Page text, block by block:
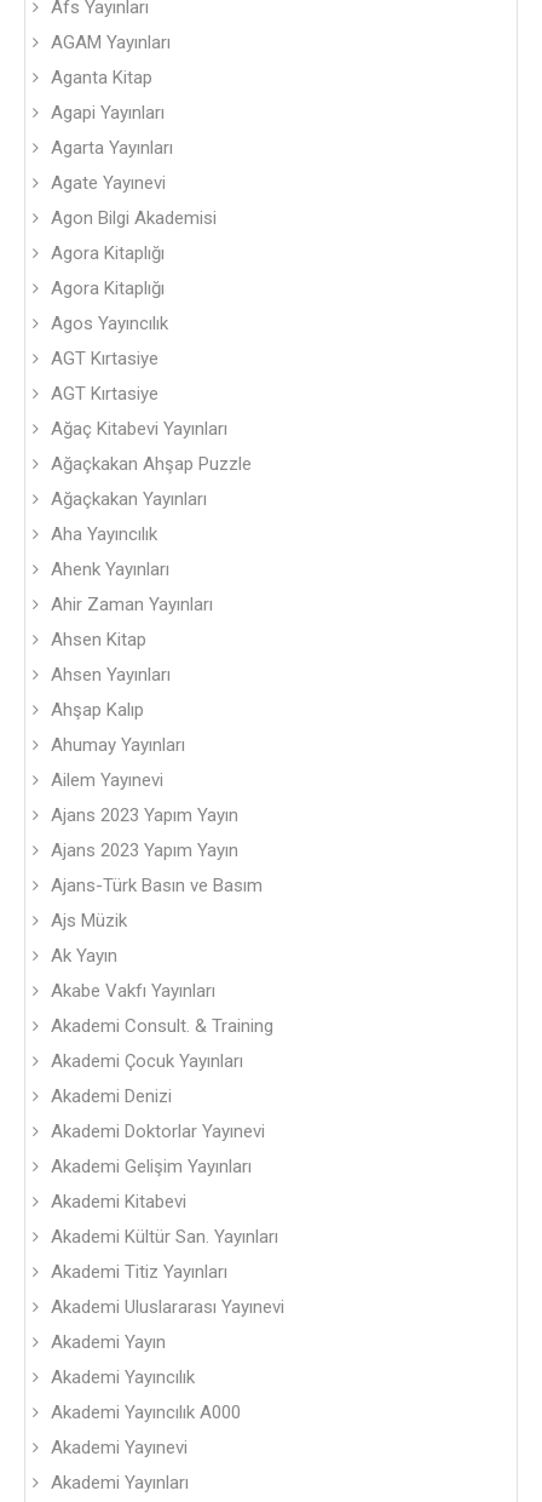
Afs Yayınları
AGAM Yayınları
Aganta Kitap
Agapi Yayınları
Agarta Yayınları
Agate Yayınevi
Agon Bilgi Akademisi
Agora Kitaplığı
Agora Kitaplığı
Agos Yayıncılık
AGT Kırtasiye
AGT Kırtasiye
Ağaç Kitabevi Yayınları
Ağaçkakan Ahşap Puzzle
Ağaçkakan Yayınları
Aha Yayıncılık
Ahenk Yayınları
Ahir Zaman Yayınları
Ahsen Kitap
Ahsen Yayınları
Ahşap Kalıp
Ahumay Yayınları
Ailem Yayınevi
Ajans 2023 Yapım Yayın
Ajans 2023 Yapım Yayın
Ajans-Türk Basın ve Basım
Ajs Müzik
Ak Yayın
Akabe Vakfı Yayınları
Akademi Consult. & Training
Akademi Çocuk Yayınları
Akademi Denizi
Akademi Doktorlar Yayınevi
Akademi Gelişim Yayınları
Akademi Kitabevi
Akademi Kültür San. Yayınları
Akademi Titiz Yayınları
Akademi Uluslararası Yayınevi
Akademi Yayın
Akademi Yayıncılık
Akademi Yayıncılık A000
Akademi Yayınevi
Akademi Yayınları